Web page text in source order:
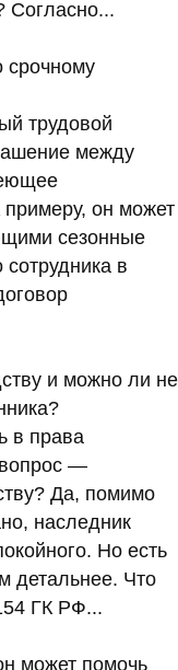
Согласно...
срочному
трудовой
между
примеру, он может
сезонные
в
и можно ли не
в права
—
Да, помимо
наследник
Но есть
детальнее. Что
ГК РФ...
может помочь